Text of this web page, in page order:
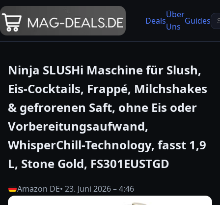
Deals
Über
Uns
Guides
Ninja SLUSHi Maschine für Slush,
Eis-Cocktails, Frappé, Milchshakes
& gefrorenen Saft, ohne Eis oder
Vorbereitungsaufwand,
WhisperChill-Technology, fasst 1,9
L, Stone Gold, FS301EUSTGD
Amazon DE• 23. Juni 2026 – 4:46